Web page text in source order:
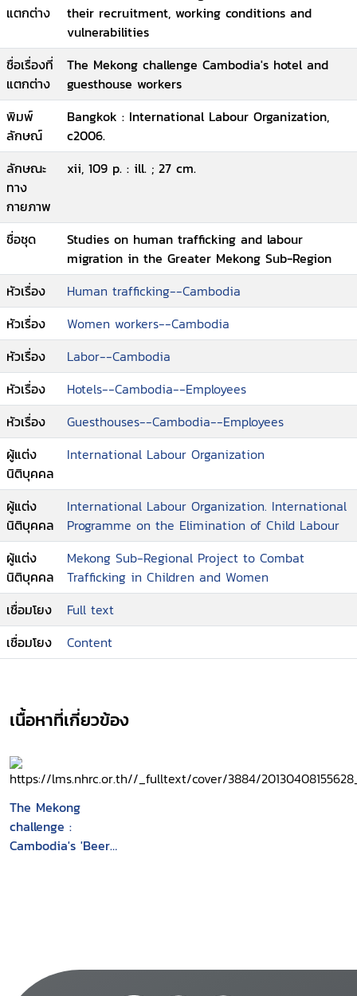
แตกต่าง
their recruitment, working conditions and
vulnerabilities
ชื่อเรื่องที่
แตกต่าง
The Mekong challenge Cambodia's hotel and
guesthouse workers
พิมพ์
ลักษณ์
Bangkok : International Labour Organization,
c2006.
ลักษณะ
ทาง
กายภาพ
xii, 109 p. : ill. ; 27 cm.
ชื่อชุด
Studies on human trafficking and labour
migration in the Greater Mekong Sub-Region
หัวเรื่อง
Human trafficking--Cambodia
หัวเรื่อง
Women workers--Cambodia
หัวเรื่อง
Labor--Cambodia
หัวเรื่อง
Hotels--Cambodia--Employees
หัวเรื่อง
Guesthouses--Cambodia--Employees
ผู้แต่ง
นิติบุคคล
International Labour Organization
ผู้แต่ง
นิติบุคคล
International Labour Organization. International
Programme on the Elimination of Child Labour
ผู้แต่ง
นิติบุคคล
Mekong Sub-Regional Project to Combat
Trafficking in Children and Women
เชื่อมโยง
Full text
เชื่อมโยง
Content
เนื้อหาที่เกี่ยวข้อง
The Mekong
challenge :
Cambodia's 'Beer